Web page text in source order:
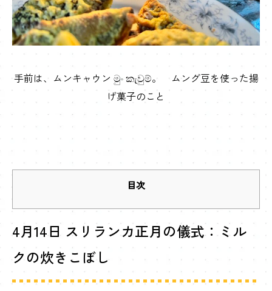
手前は、ムンキャウン මුං කැවුම්。 ムング豆を使った揚
げ菓子のこと
目次
4月14日 スリランカ正月の儀式：ミル
クの炊きこぼし